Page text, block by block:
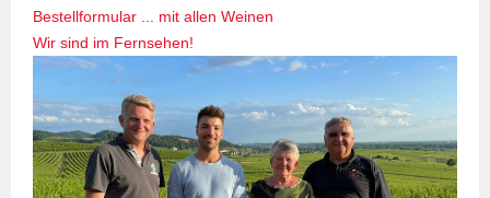
Bestellformular ... mit allen Weinen
Wir sind im Fernsehen!